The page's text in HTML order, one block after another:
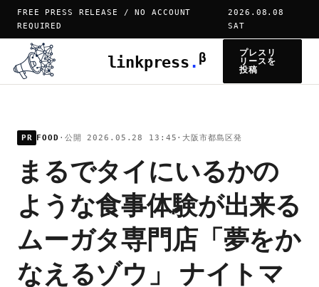
FREE PRESS RELEASE / NO ACCOUNT
REQUIRED
2026.08.08
SAT
linkpress . β
プレスリ
リースを
投稿
PR FOOD · 公開 2026.05.28 13:45 ·大阪市都島区発
まるでタイにいるかの
ような食事体験が出来る
ムーガタ専門店「夢をか
なえるゾウ」 ナイトマ